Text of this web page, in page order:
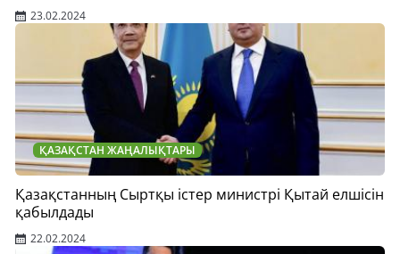
23.02.2024
ҚАЗАҚСТАН ЖАҢАЛЫҚТАРЫ
Қазақстанның Сыртқы істер министрі Қытай елшісін
қабылдады
22.02.2024